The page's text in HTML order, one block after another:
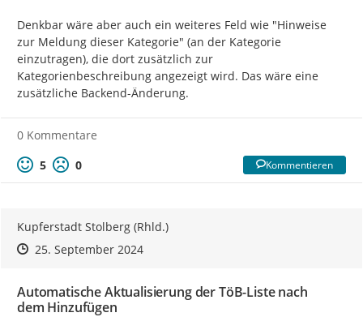
Denkbar wäre aber auch ein weiteres Feld wie "Hinweise
zur Meldung dieser Kategorie" (an der Kategorie
einzutragen), die dort zusätzlich zur
Kategorienbeschreibung angezeigt wird. Das wäre eine
zusätzliche Backend-Änderung.
0 Kommentare
5
0 Kommentieren
Kupferstadt Stolberg (Rhld.)
Zeitpunkt des Erstellens
Zeitpunkt des Erstellens
25. September 2024Zur Äußerung
Automatische Aktualisierung der TöB-Liste nach
dem Hinzufügen